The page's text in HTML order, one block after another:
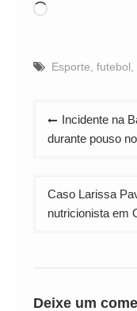
Carregando...
Esporte futebol
Navegação
de
Incidente na
durante pouso
Caso Larissa
nutricionista em
Deixe um